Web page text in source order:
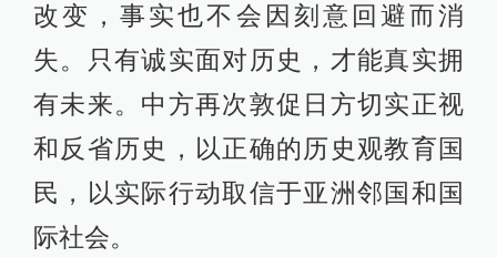
改变，事实也不会因刻意回避而消
失。只有诚实面对历史，才能真实拥
有未来。中方再次敦促日方切实正视
和反省历史，以正确的历史观教育国
民，以实际行动取信于亚洲邻国和国
际社会。